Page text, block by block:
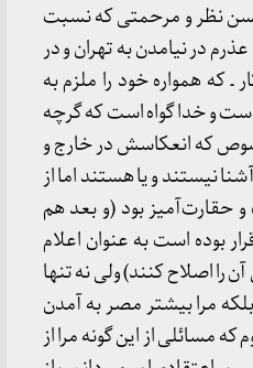
نظر و مرحمتی که نسبت
در نیامدن به تهران و در
ـ که همواره خود را ملزم به
و خدا گواه است که گرچه
که انعکاسش در خارج و
نیستند و یا هستند اما از
و حقارت‌آمیز بود (و بعد هم
بوده است به عنوان اعلام
را اصلاح کنند) ولی نه تنها
مرا بیشتر مصر به آمدن
مسائلی از این گونه مرا از